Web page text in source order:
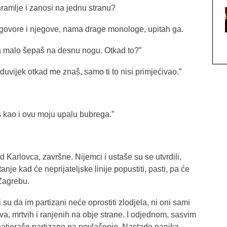
i zanosi na jednu stranu?
i njegove, nama drage monologe, upitah ga.
šepaš na desnu nogu. Otkad to?”
otkad me znaš, samo ti to nisi primjećivao.”
i ovu moju upalu bubrega.”
Karlovca, završne. Nijemci i ustaše su se utvrdili,
kad će neprijateljske linije popustiti, pasti, pa će
da im partizani neće oprostiti zlodjela, ni oni sami
mrtvih i ranjenih na obje strane. I odjednom, sasvim